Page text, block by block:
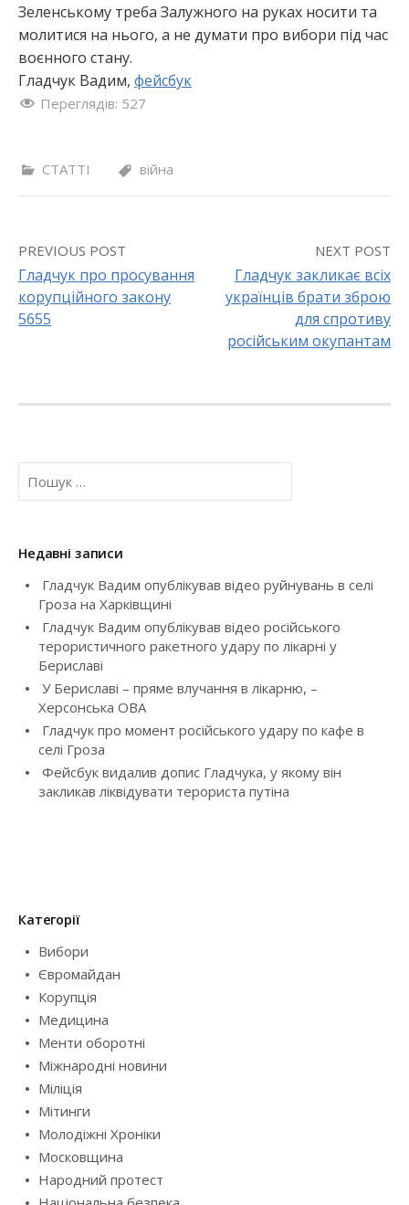
Зеленському треба Залужного на руках носити та
молитися на нього, а не думати про вибори під час
воєнного стану.
Гладчук Вадим, фейсбук
Переглядів: 527
СТАТТІ війна
P
n
a
i
a
n
PREVIOUS POST
Гладчук про просування
корупційного закону
5655
NEXT POST
Гладчук закликає всіх
українців брати зброю
для спротиву
російським окупантам
П
ш
кНедавні записи
Гладчук Вадим опублікував відео руйнувань в селі
Гроза на Харківщині
Гладчук Вадим опублікував відео російського
терористичного ракетного удару по лікарні у
Бериславі
У Бериславі – пряме влучання в лікарню, –
Херсонська ОВА
Гладчук про момент російського удару по кафе в
селі Гроза
Фейсбук видалив допис Гладчука, у якому він
закликав ліквідувати терориста путіна
Категорії
Вибори
Євромайдан
Корупція
Медицина
Менти оборотні
Міжнародні новини
Міліція
Мітинги
Молодіжні Хроніки
Московщина
Народний протест